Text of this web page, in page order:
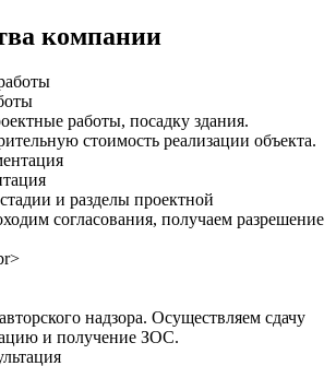
компании
работы, посадку здания.
стоимость реализации объекта.
и разделы проектной
согласования, получаем разрешение
надзора. Осуществляем сдачу
и получение ЗОС.